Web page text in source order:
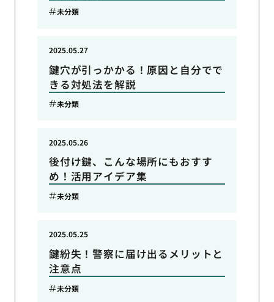
未分類
鍵穴が引っかかる！原因と自分でで
きる対処法を解説
2025.05.27
未分類
後付け鍵、こんな場所にもおすす
め！活用アイデア集
2025.05.26
未分類
鍵紛失！警察に届け出るメリットと
注意点
2025.05.25
未分類